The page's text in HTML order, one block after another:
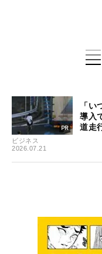
ビジネス
2026.07.21
「
導入
道走